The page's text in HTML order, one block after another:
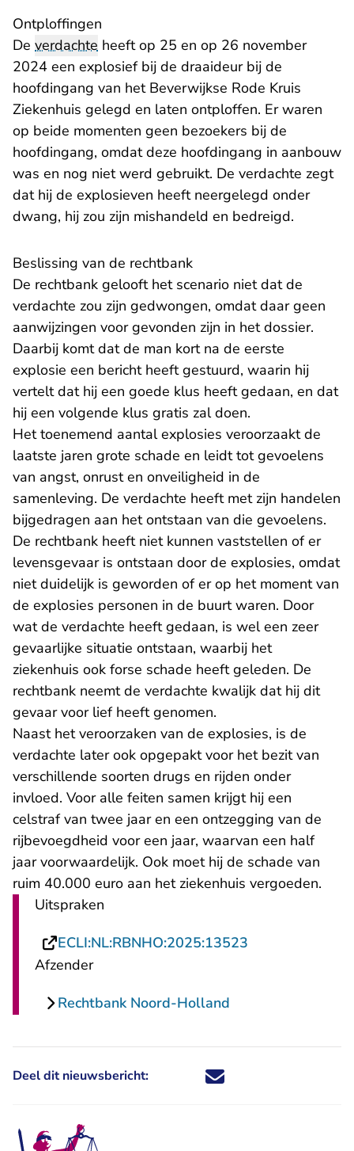
Ontploffingen
De verdachte heeft op 25 en op 26 november
2024 een explosief bij de draaideur bij de
hoofdingang van het Beverwijkse Rode Kruis
Ziekenhuis gelegd en laten ontploffen. Er waren
op beide momenten geen bezoekers bij de
hoofdingang, omdat deze hoofdingang in aanbouw
was en nog niet werd gebruikt. De verdachte zegt
dat hij de explosieven heeft neergelegd onder
dwang, hij zou zijn mishandeld en bedreigd.
Beslissing van de rechtbank
De rechtbank gelooft het scenario niet dat de
verdachte zou zijn gedwongen, omdat daar geen
aanwijzingen voor gevonden zijn in het dossier.
Daarbij komt dat de man kort na de eerste
explosie een bericht heeft gestuurd, waarin hij
vertelt dat hij een goede klus heeft gedaan, en dat
hij een volgende klus gratis zal doen.
Het toenemend aantal explosies veroorzaakt de
laatste jaren grote schade en leidt tot gevoelens
van angst, onrust en onveiligheid in de
samenleving. De verdachte heeft met zijn handelen
bijgedragen aan het ontstaan van die gevoelens.
De rechtbank heeft niet kunnen vaststellen of er
levensgevaar is ontstaan door de explosies, omdat
niet duidelijk is geworden of er op het moment van
de explosies personen in de buurt waren. Door
wat de verdachte heeft gedaan, is wel een zeer
gevaarlijke situatie ontstaan, waarbij het
ziekenhuis ook forse schade heeft geleden. De
rechtbank neemt de verdachte kwalijk dat hij dit
gevaar voor lief heeft genomen.
Naast het veroorzaken van de explosies, is de
verdachte later ook opgepakt voor het bezit van
verschillende soorten drugs en rijden onder
invloed. Voor alle feiten samen krijgt hij een
celstraf van twee jaar en een ontzegging van de
rijbevoegdheid voor een jaar, waarvan een half
jaar voorwaardelijk. Ook moet hij de schade van
ruim 40.000 euro aan het ziekenhuis vergoeden.
Uitspraken
ECLI:NL:RBNHO:2025:13523
Afzender
Rechtbank Noord-Holland
Deel dit nieuwsbericht: Deel dit nieuwsbericht via X -
Deel dit nieuwsbericht via
Deel dit nieuwsbericht
Deel dit